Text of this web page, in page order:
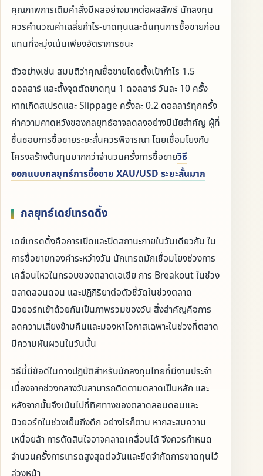
คุณภาพการเติมคำสั่งมีผลอย่างมากต่อผลลัพธ์ นักลงทุน
ควรคำนวณค่าเฉลี่ยกำไร-ขาดทุนและต้นทุนการซื้อขายก่อน
แทนที่จะมุ่งเน้นเพียงอัตราการชนะ
ตัวอย่างเช่น สมมติว่าคุณซื้อขายโดยตั้งเป้ากำไร 1.5
ดอลลาร์ และตั้งจุดตัดขาดทุน 1 ดอลลาร์ วันละ 10 ครั้ง
หากเกิดสเปรดและ Slippage ครั้งละ 0.2 ดอลลาร์ทุกครั้ง
ค่าความคาดหวังของกลยุทธ์อาจลดลงอย่างมีนัยสำคัญ ผู้ที่
ชื่นชอบการซื้อขายระยะสั้นควรพิจารณา โดยเชื่อมโยงกับ
โครงสร้างต้นทุนมากกว่าจำนวนครั้งการซื้อขายวิธี
ออกแบบกลยุทธ์การซื้อขาย XAU/USD ระยะสั้นมาก
กลยุทธ์เดย์เทรดดิ้ง
เดย์เทรดดิ้งคือการเปิดและปิดสถานะภายในวันเดียวกัน ใน
การซื้อขายทองคำระหว่างวัน นักเทรดมักเชื่อมโยงช่วงการ
เคลื่อนไหวในกรอบของตลาดเอเชีย การ Breakout ในช่วง
ตลาดลอนดอน และปฏิกิริยาต่อตัวชี้วัดในช่วงตลาด
นิวยอร์กเข้าด้วยกันเป็นภาพรวมของวัน สิ่งสำคัญคือการ
ลดความเสี่ยงข้ามคืนและมองหาโอกาสเฉพาะในช่วงที่ตลาด
มีความผันผวนในวันนั้น
วิธีนี้มีข้อดีในทางปฏิบัติสำหรับนักลงทุนไทยที่มีงานประจำ
เนื่องจากช่วงกลางวันสามารถติดตามตลาดเป็นหลัก และ
หลังจากนั้นจึงเน้นไปที่ทิศทางของตลาดลอนดอนและ
นิวยอร์กในช่วงเย็นถึงดึก อย่างไรก็ตาม หากสะสมความ
เหนื่อยล้า การตัดสินใจอาจคลาดเคลื่อนได้ จึงควรกำหนด
จำนวนครั้งการเทรดสูงสุดต่อวันและขีดจำกัดการขาดทุนไว้